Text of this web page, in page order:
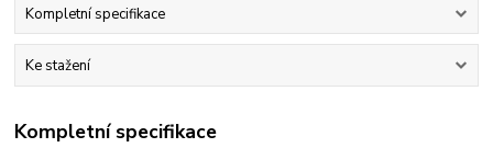
Kompletní specifikace
Ke stažení
Kompletní specifikace